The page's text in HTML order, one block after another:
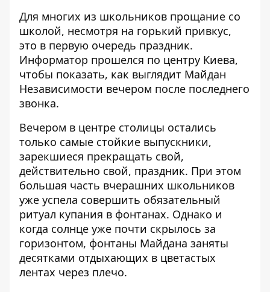
Для многих из школьников прощание со
школой, несмотря на горький привкус,
это в первую очередь праздник.
Информатор прошелся по центру Киева,
чтобы показать, как выглядит Майдан
Независимости вечером после последнего
звонка.
Вечером в центре столицы остались
только самые стойкие выпускники,
зарекшиеся прекращать свой,
действительно свой, праздник. При этом
большая часть вчерашних школьников
уже успела совершить обязательный
ритуал купания в фонтанах. Однако и
когда солнце уже почти скрылось за
горизонтом, фонтаны Майдана заняты
десятками отдыхающих в цветастых
лентах через плечо.